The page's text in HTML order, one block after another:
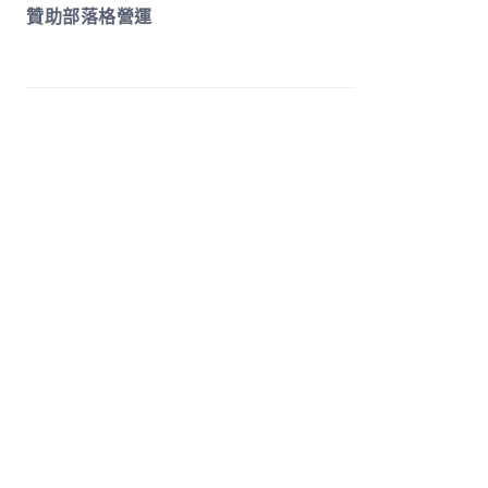
贊助部落格營運